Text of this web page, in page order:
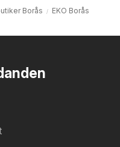
Borås EKO Borås